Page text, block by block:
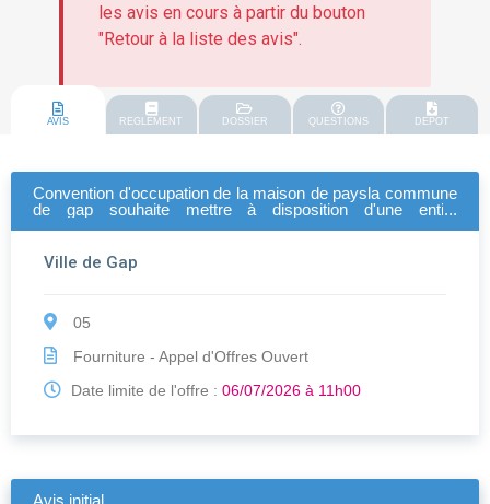
les avis en cours à partir du bouton
"Retour à la liste des avis".
AVIS REGLEMENT DOSSIER QUESTIONS DEPOT
Convention d'occupation de la maison de paysla commune
de gap souhaite mettre à disposition d'une entité
Ville de Gap
05
Fourniture - Appel d'Offres Ouvert
Date limite de l'offre : 06/07/2026 à 11h00